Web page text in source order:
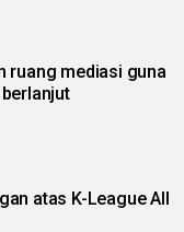
ruang mediasi guna
atas K-League All